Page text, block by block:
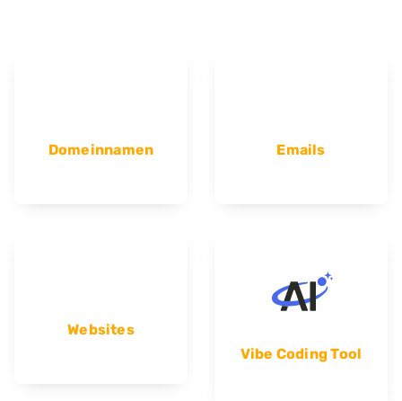
Domeinnamen Emails
Websites
Vibe Coding Tool